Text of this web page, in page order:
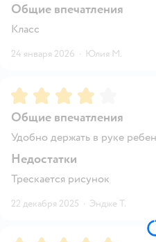
Общие впечатления
Класс
24 января 2026 · Юлия М.
Рейтинг:4
Общие впечатления
Удобно держать в руке
Недостатки
Трескается рисунок
22 декабря 2025 · Эндже Т.